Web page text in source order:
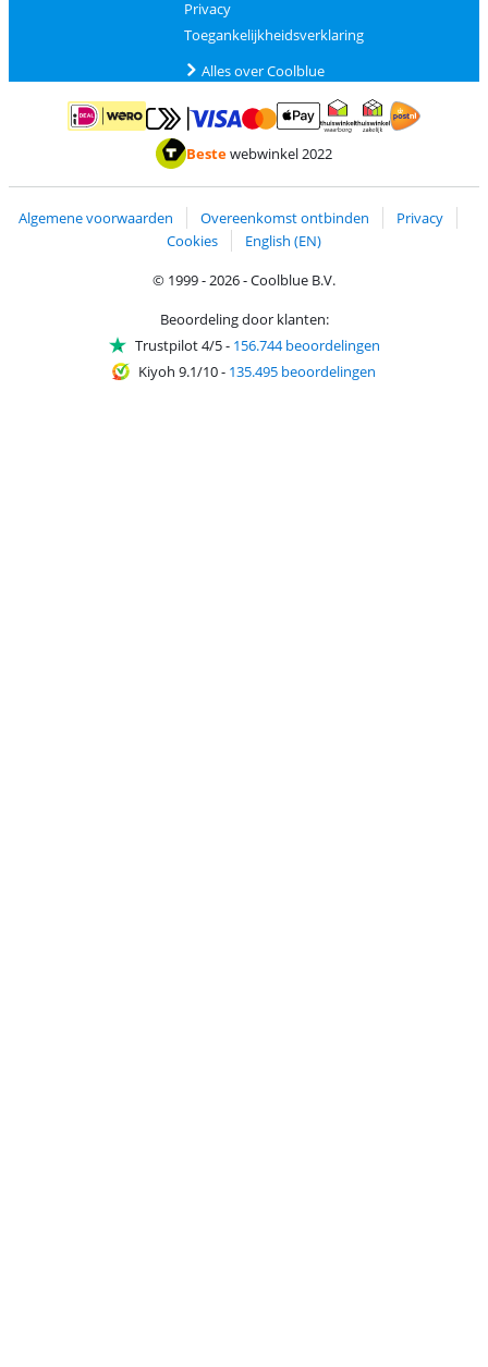
Privacy
Toegankelijkheidsverklaring
Alles over Coolblue
Betalen met iDEAL | WeroBetalen met MasterCard en Visa via ClickToPay
Betalen met ApplePay
Thuiswinkel waarborg
Bestewebwinkel 2022
Algemene voorwaarden Overeenkomst ontbinden
Privacy
Cookies
English (EN)
© 1999 - 2026 - Coolblue B.V.
Beoordeling door klanten:
Trustpilot 4/5- 156.744 beoordelingen
Kiyoh 9.1/10- 135.495 beoordelingen